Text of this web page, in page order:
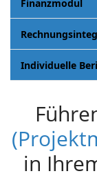
Finanzmodul
Individuelle
in